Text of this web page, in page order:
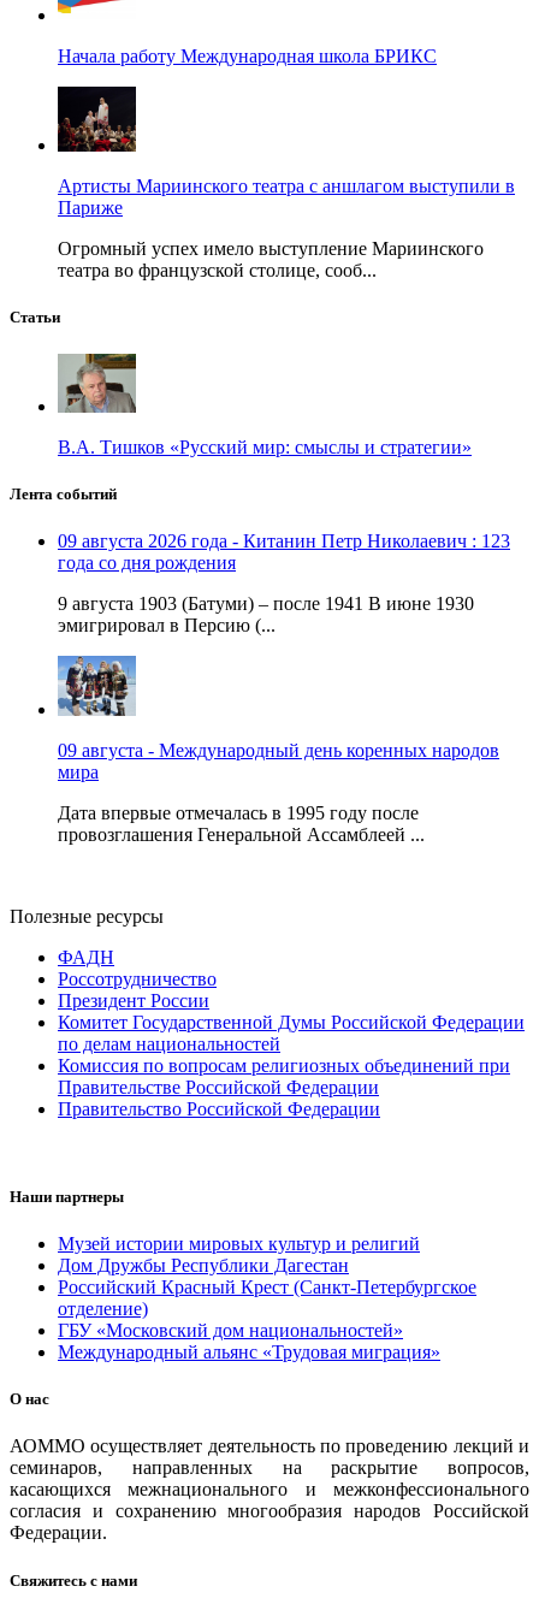
Начала работу Международная школа БРИКС
Артисты Мариинского театра с аншлагом выступили в
Париже
Огромный успех имело выступление Мариинского
театра во французской столице, сооб...
Статьи
В.А. Тишков «Русский мир: смыслы и стратегии»
Лента событий
09 августа 2026 года - Китанин Петр Николаевич : 123
года со дня рождения
9 августа 1903 (Батуми) – после 1941 В июне 1930
эмигрировал в Персию (...
09 августа - Международный день коренных народов
мира
Дата впервые отмечалась в 1995 году после
провозглашения Генеральной Ассамблеей ...
Полезные ресурсы
ФАДН
Россотрудничество
Президент России
Комитет Государственной Думы Российской Федерации
по делам национальностей
Комиссия по вопросам религиозных объединений при
Правительстве Российской Федерации
Правительство Российской Федерации
Наши партнеры
Музей истории мировых культур и религий
Дом Дружбы Республики Дагестан
Российский Красный Крест (Санкт-Петербургское
отделение)
ГБУ «Московский дом национальностей»
Международный альянс «Трудовая миграция»
О нас
АОММО осуществляет деятельность по проведению лекций и
семинаров, направленных на раскрытие вопросов,
касающихся межнационального и межконфессионального
согласия и сохранению многообразия народов Российской
Федерации.
Свяжитесь с нами